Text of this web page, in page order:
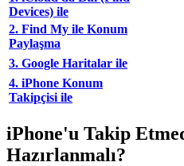
Devices) ile
2. Find My ile Konum
Paylaşma
3. Google Haritalar ile
4. iPhone Konum
Takipçisi ile
iPhone'u Takip
Hazırlanmalı?